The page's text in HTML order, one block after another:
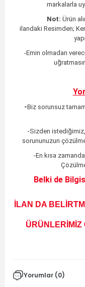
markalarla
Not: Ürün
ilandaki Resimden;
-Emin olmadan
-Biz sorunsuz
-Sizden
sorununuzun
-En kısa
Belki de
İLAN DA
ÜRÜNLERİMİZ
Yorumlar (0)